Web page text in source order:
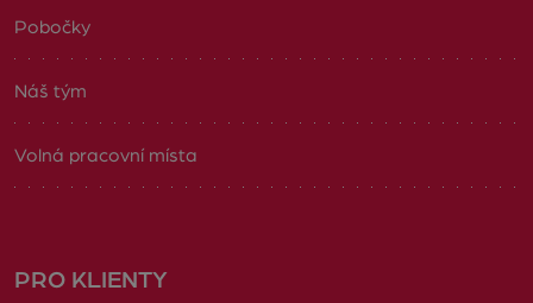
Pobočky
Náš tým
Volná pracovní místa
PRO KLIENTY